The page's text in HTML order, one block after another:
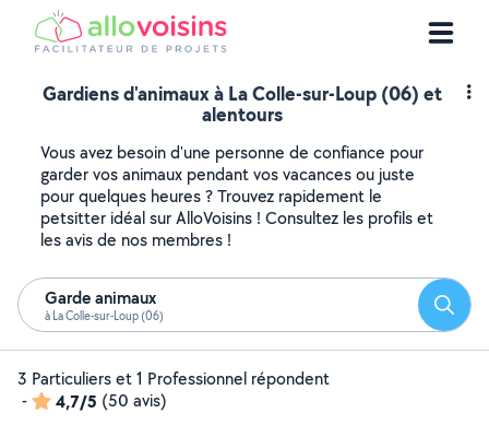
Gardiens d'animaux à La Colle-sur-Loup (06) et
alentours
Vous avez besoin d'une personne de confiance pour
garder vos animaux pendant vos vacances ou juste
pour quelques heures ? Trouvez rapidement le
petsitter idéal sur AlloVoisins ! Consultez les profils et
les avis de nos membres !
Garde animaux
à La Colle-sur-Loup (06)
3 Particuliers et 1 Professionnel répondent
-
4,7/5 (50 avis)